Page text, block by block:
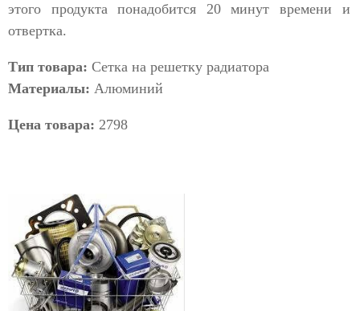
этого продукта понадобится 20 минут времени и
отвертка.
Тип товара: Сетка на решетку радиатора
Материалы: Алюминий
Цена товара: 2798